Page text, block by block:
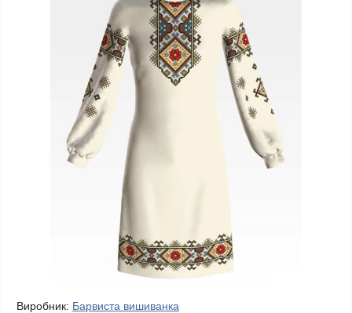
Виробник: Барвиста вишиванка